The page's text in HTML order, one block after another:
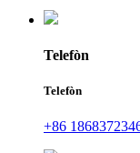
Telefòn
Telefòn
+86